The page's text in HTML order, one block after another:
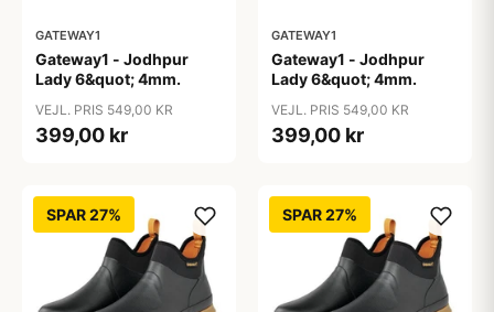
GATEWAY1
Gateway1 - Jodhpur
Lady 6&quot; 4mm.
VEJL. PRIS 549,00 KR
399,00 kr
GATEWAY1
Gateway1 - Jodhpur
Lady 6&quot; 4mm.
VEJL. PRIS 549,00 KR
399,00 kr
SPAR 27% SPAR 27%